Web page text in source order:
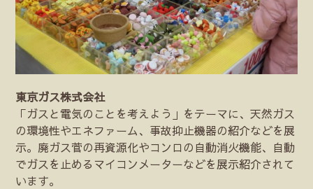
東京ガス株式会社
「ガスと電気のことを考えよう」をテーマに、天然ガス
の環境性やエネファーム、事故抑止機器の紹介などを展
示。廃ガス菅の再資源化やコンロの自動消火機能、自動
でガスを止めるマイコンメーターなどを展示紹介されて
います。